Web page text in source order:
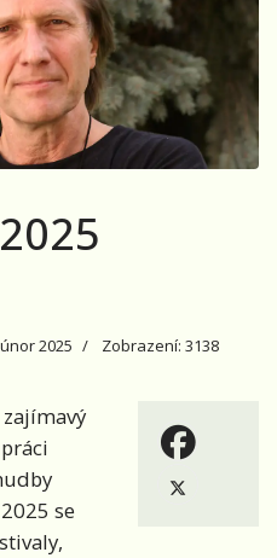
2025
Zobrazení: 3138
se